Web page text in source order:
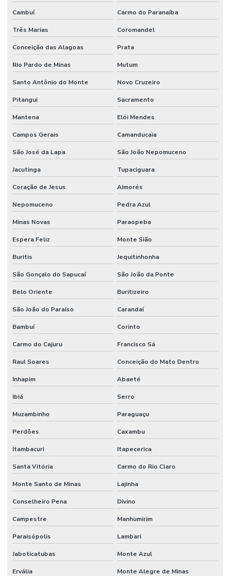
Cambuí Carmo do Paranaíba
Três Marias Coromandel
Conceição das Alagoas Prata
Rio Pardo de Minas Mutum
Santo Antônio do Monte Novo Cruzeiro
Pitangui Sacramento
Mantena Elói Mendes
Campos Gerais Camanducaia
São José da Lapa São João Nepomuceno
Jacutinga Tupaciguara
Coração de Jesus Aimorés
Nepomuceno Pedra Azul
Minas Novas Paraopeba
Espera Feliz Monte Sião
Buritis Jequitinhonha
São Gonçalo do Sapucaí São João da Ponte
Belo Oriente Buritizeiro
São João do Paraíso Carandaí
Bambuí Corinto
Carmo do Cajuru Francisco Sá
Raul Soares Conceição do Mato Dentro
Inhapim Abaeté
Ibiá Serro
Muzambinho Paraguaçu
Perdões Caxambu
Itambacuri Itapecerica
Santa Vitória Carmo do Rio Claro
Monte Santo de Minas Lajinha
Conselheiro Pena Divino
Campestre Manhumirim
Paraisópolis Lambari
Jaboticatubas Monte Azul
Ervália Monte Alegre de Minas